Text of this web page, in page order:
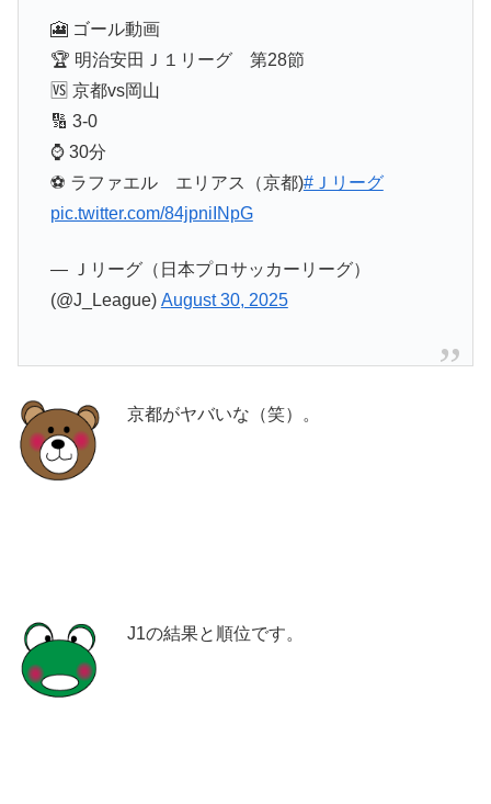
🎦 ゴール動画
🏆 明治安田Ｊ１リーグ 第28節
🆚 京都vs岡山
🔢 3-0
⌚️ 30分
⚽️ ラファエル エリアス（京都)#Ｊリーグ
pic.twitter.com/84jpniINpG
— Ｊリーグ（日本プロサッカーリーグ）
(@J_League) August 30, 2025
京都がヤバいな（笑）。
J1の結果と順位です。